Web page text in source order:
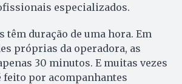
especializados.
têm duração de uma hora. Em
próprias da operadora, as
30 minutos. E muitas vezes
feito por acompanhantes